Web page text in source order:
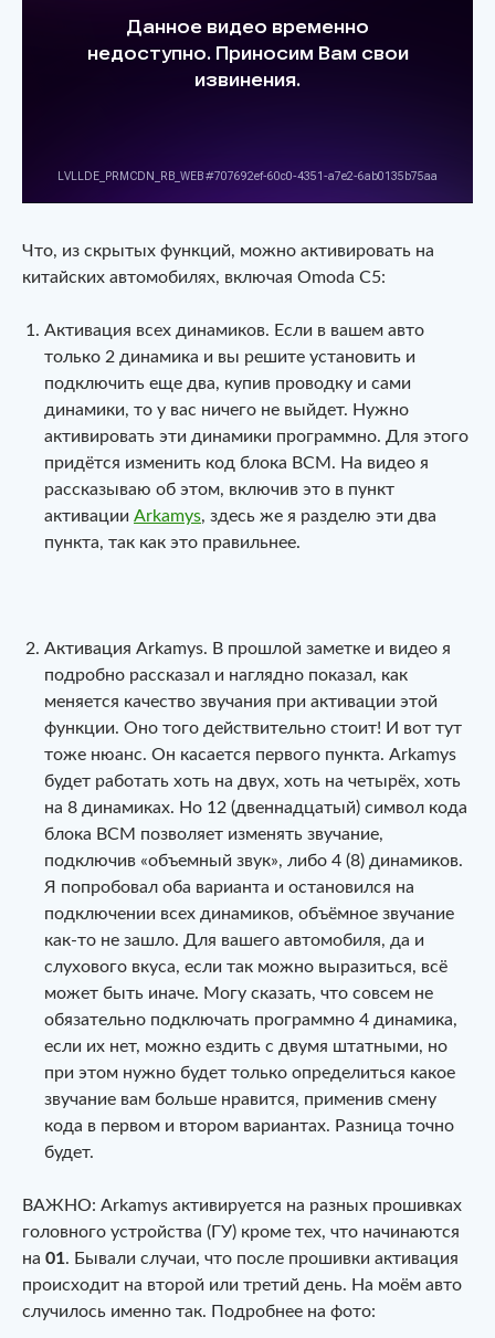
Что, из скрытых функций, можно активировать на
китайских автомобилях, включая Omoda C5:
Активация всех динамиков. Если в вашем авто
только 2 динамика и вы решите установить и
подключить еще два, купив проводку и сами
динамики, то у вас ничего не выйдет. Нужно
активировать эти динамики программно. Для этого
придётся изменить код блока BCM. На видео я
рассказываю об этом, включив это в пункт
активации Arkamys, здесь же я разделю эти два
пункта, так как это правильнее.
Активация Arkamys. В прошлой заметке и видео я
подробно рассказал и наглядно показал, как
меняется качество звучания при активации этой
функции. Оно того действительно стоит! И вот тут
тоже нюанс. Он касается первого пункта. Arkamys
будет работать хоть на двух, хоть на четырёх, хоть
на 8 динамиках. Но 12 (двеннадцатый) символ кода
блока BCM позволяет изменять звучание,
подключив «объемный звук», либо 4 (8) динамиков.
Я попробовал оба варианта и остановился на
подключении всех динамиков, объёмное звучание
как-то не зашло. Для вашего автомобиля, да и
слухового вкуса, если так можно выразиться, всё
может быть иначе. Могу сказать, что совсем не
обязательно подключать программно 4 динамика,
если их нет, можно ездить с двумя штатными, но
при этом нужно будет только определиться какое
звучание вам больше нравится, применив смену
кода в первом и втором вариантах. Разница точно
будет.
ВАЖНО: Arkamys активируется на разных прошивках
головного устройства (ГУ) кроме тех, что начинаются
на 01. Бывали случаи, что после прошивки активация
происходит на второй или третий день. На моём авто
случилось именно так. Подробнее на фото: